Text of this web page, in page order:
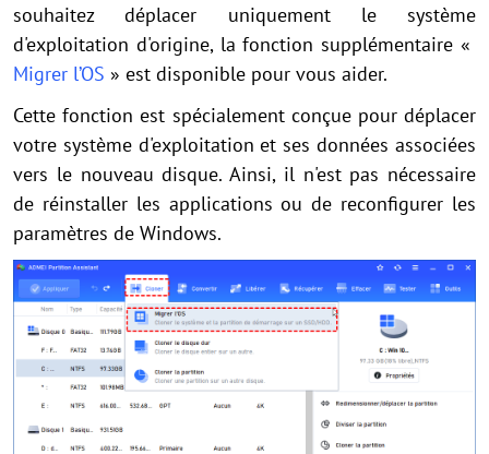
souhaitez déplacer uniquement le système
d'exploitation d'origine, la fonction supplémentaire «
Migrer l’OS » est disponible pour vous aider.
Cette fonction est spécialement conçue pour déplacer
votre système d'exploitation et ses données associées
vers le nouveau disque. Ainsi, il n'est pas nécessaire
de réinstaller les applications ou de reconfigurer les
paramètres de Windows.